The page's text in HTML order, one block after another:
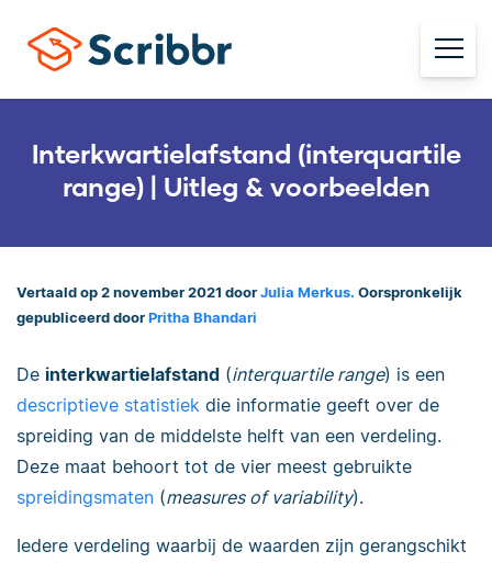
Interkwartielafstand (interquartile
range) | Uitleg & voorbeelden
Vertaald op 2 november 2021 door Julia Merkus. Oorspronkelijk
gepubliceerd door Pritha Bhandari
De interkwartielafstand (interquartile range) is een
descriptieve statistiek die informatie geeft over de
spreiding van de middelste helft van een verdeling.
Deze maat behoort tot de vier meest gebruikte
spreidingsmaten (measures of variability).
Iedere verdeling waarbij de waarden zijn gerangschikt